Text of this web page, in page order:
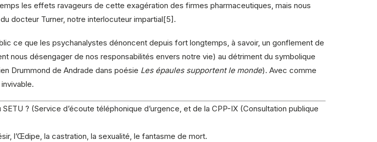
les effets ravageurs de cette exagération des firmes pharmaceutiques, mais nous
docteur Turner, notre interlocuteur impartial[5].
ce que les psychanalystes dénoncent depuis fort longtemps, à savoir, un gonflement de
nous désengager de nos responsabilités envers notre vie) au détriment du symbolique
Drummond de Andrade dans poésie Les épaules supportent le monde). Avec comme
? (Service d’écoute téléphonique d’urgence, et de la CPP-IX (Consultation publique
l’Œdipe, la castration, la sexualité, le fantasme de mort.